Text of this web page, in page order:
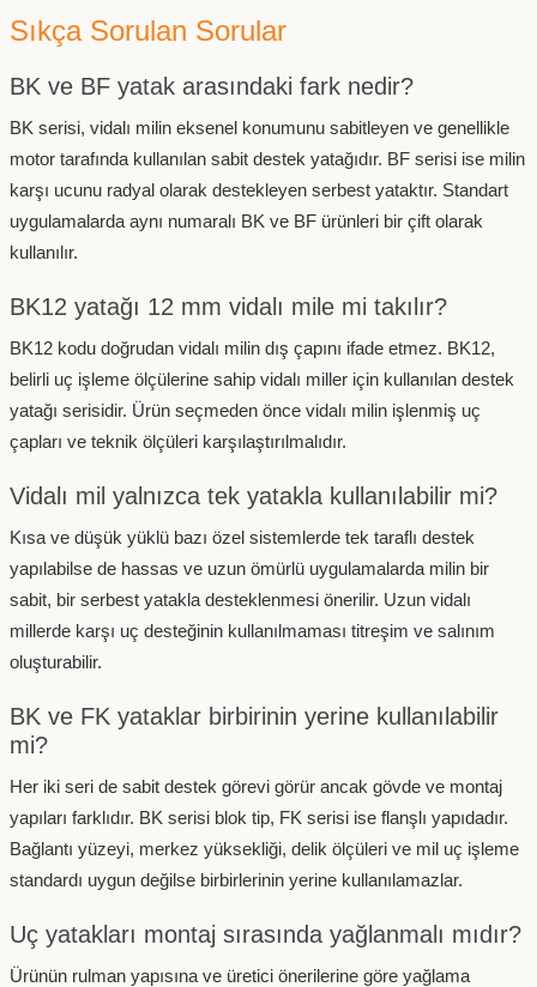
Sıkça Sorulan Sorular
BK ve BF yatak arasındaki fark nedir?
BK serisi, vidalı milin eksenel konumunu sabitleyen ve genellikle
motor tarafında kullanılan sabit destek yatağıdır. BF serisi ise milin
karşı ucunu radyal olarak destekleyen serbest yataktır. Standart
uygulamalarda aynı numaralı BK ve BF ürünleri bir çift olarak
kullanılır.
BK12 yatağı 12 mm vidalı mile mi takılır?
BK12 kodu doğrudan vidalı milin dış çapını ifade etmez. BK12,
belirli uç işleme ölçülerine sahip vidalı miller için kullanılan destek
yatağı serisidir. Ürün seçmeden önce vidalı milin işlenmiş uç
çapları ve teknik ölçüleri karşılaştırılmalıdır.
Vidalı mil yalnızca tek yatakla kullanılabilir mi?
Kısa ve düşük yüklü bazı özel sistemlerde tek taraflı destek
yapılabilse de hassas ve uzun ömürlü uygulamalarda milin bir
sabit, bir serbest yatakla desteklenmesi önerilir. Uzun vidalı
millerde karşı uç desteğinin kullanılmaması titreşim ve salınım
oluşturabilir.
BK ve FK yataklar birbirinin yerine kullanılabilir
mi?
Her iki seri de sabit destek görevi görür ancak gövde ve montaj
yapıları farklıdır. BK serisi blok tip, FK serisi ise flanşlı yapıdadır.
Bağlantı yüzeyi, merkez yüksekliği, delik ölçüleri ve mil uç işleme
standardı uygun değilse birbirlerinin yerine kullanılamazlar.
Uç yatakları montaj sırasında yağlanmalı mıdır?
Ürünün rulman yapısına ve üretici önerilerine göre yağlama